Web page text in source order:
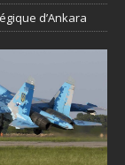
d’Ankara